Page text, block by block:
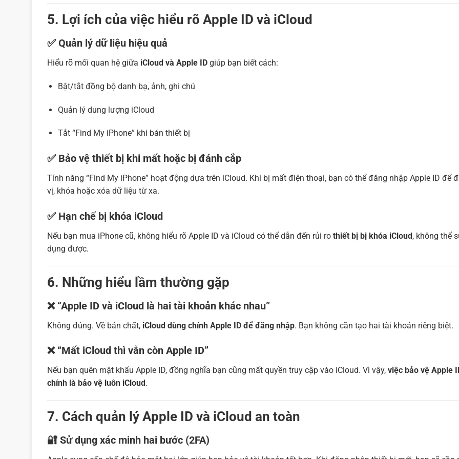
5. Lợi ích của việc hiểu rõ Apple ID và iCloud
✅ Quản lý dữ liệu hiệu quả
Hiểu rõ mối quan hệ giữa iCloud và Apple ID giúp bạn biết cách:
Bật/tắt đồng bộ danh bạ, ảnh, ghi chú
Quản lý dung lượng iCloud
Tắt “Find My iPhone” khi bán thiết bị
✅ Bảo vệ thiết bị khi mất hoặc bị đánh cắp
Tính năng “Find My iPhone” hoạt động dựa trên iCloud. Khi bị mất điện thoại, bạn có thể đăng nhập Apple ID để
vị, khóa hoặc xóa dữ liệu từ xa.
✅ Hạn chế bị khóa iCloud
Nếu bạn mua iPhone cũ, không hiểu rõ Apple ID và iCloud có thể dẫn đến rủi ro thiết bị bị khóa iCloud, không thể
dụng được.
6. Những hiểu lầm thường gặp
❌ “Apple ID và iCloud là hai tài khoản khác nhau”
Không đúng. Về bản chất, iCloud dùng chính Apple ID để đăng nhập. Bạn không cần tạo hai tài khoản riêng biệt.
❌ “Mất iCloud thì vẫn còn Apple ID”
Nếu bạn quên mật khẩu Apple ID, đồng nghĩa bạn cũng mất quyền truy cập vào iCloud. Vì vậy, việc bảo vệ Apple
chính là bảo vệ luôn iCloud .
7. Cách quản lý Apple ID và iCloud an toàn
🔐 Sử dụng xác minh hai bước (2FA)